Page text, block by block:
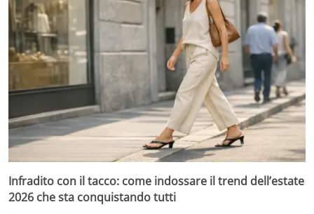
Infradito con il tacco: come indossare il trend dell’estate
2026 che sta conquistando tutti